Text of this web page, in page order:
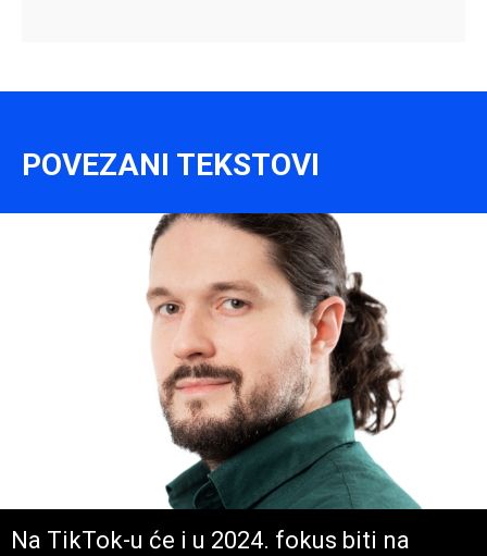
POVEZANI TEKSTOVI
Na TikTok-u će i u 2024. fokus biti na